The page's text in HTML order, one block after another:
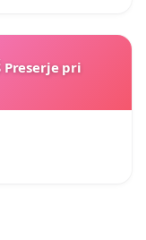
Preserje pri